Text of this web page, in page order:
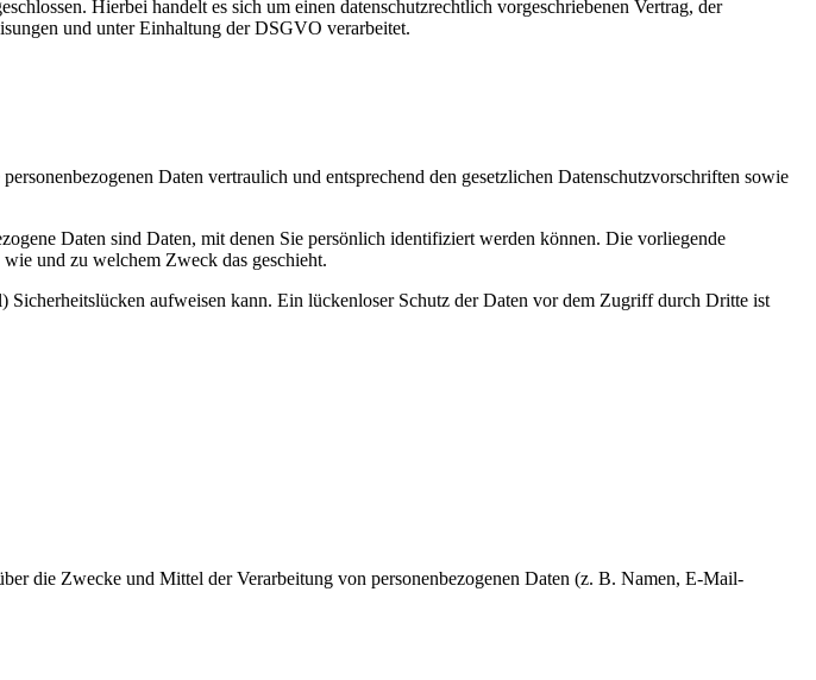
Hierbei handelt es sich um einen datenschutzrechtlich vorgeschriebenen Vertrag, der
und unter Einhaltung der DSGVO verarbeitet.
Daten vertraulich und entsprechend den gesetzlichen Datenschutzvorschriften sowie
Daten sind Daten, mit denen Sie persönlich identifiziert werden können. Die vorliegende
und zu welchem Zweck das geschieht.
aufweisen kann. Ein lückenloser Schutz der Daten vor dem Zugriff durch Dritte ist
die Zwecke und Mittel der Verarbeitung von personenbezogenen Daten (z. B. Namen, E-Mail-